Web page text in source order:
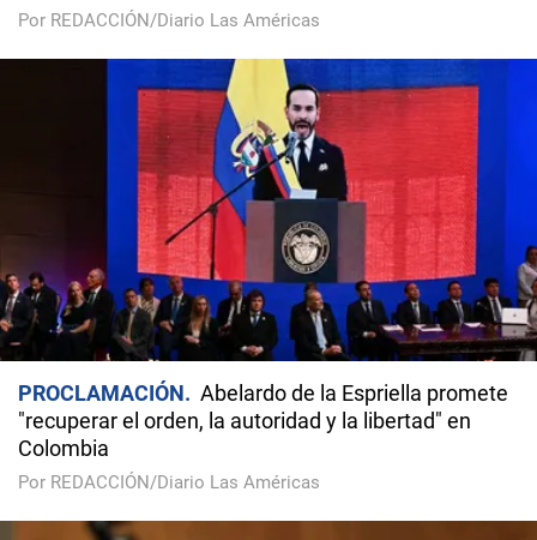
Por REDACCIÓN/Diario Las Américas
PROCLAMACIÓN
Abelardo de la Espriella promete
"recuperar el orden, la autoridad y la libertad" en
Colombia
Por REDACCIÓN/Diario Las Américas